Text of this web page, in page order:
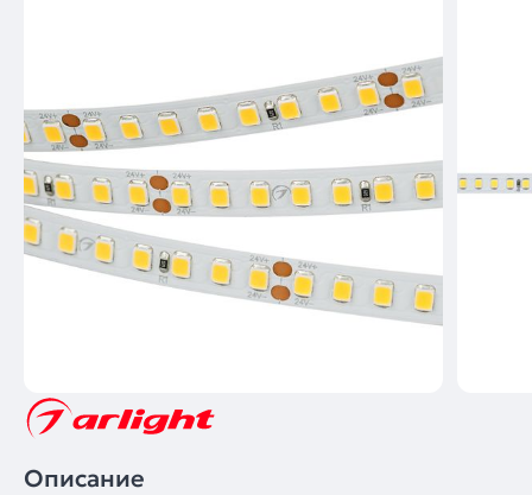
Описание